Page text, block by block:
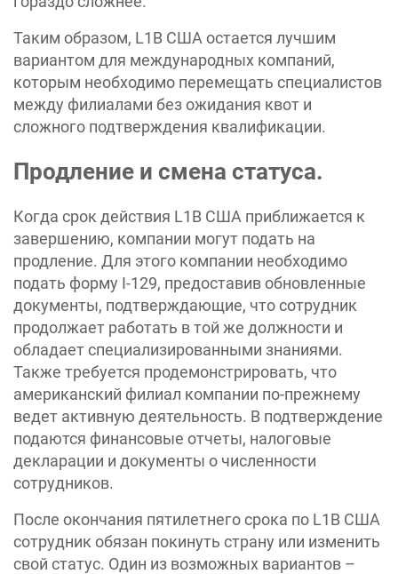
Таким образом, L1B США остается лучшим
вариантом для международных компаний,
которым необходимо перемещать специалистов
между филиалами без ожидания квот и
сложного подтверждения квалификации.
Продление и смена статуса.
Когда срок действия L1B США приближается к
завершению, компании могут подать на
продление. Для этого компании необходимо
подать форму I-129, предоставив обновленные
документы, подтверждающие, что сотрудник
продолжает работать в той же должности и
обладает специализированными знаниями.
Также требуется продемонстрировать, что
американский филиал компании по-прежнему
ведет активную деятельность. В подтверждение
подаются финансовые отчеты, налоговые
декларации и документы о численности
сотрудников.
После окончания пятилетнего срока по L1B США
сотрудник обязан покинуть страну или изменить
свой статус. Один из возможных вариантов –